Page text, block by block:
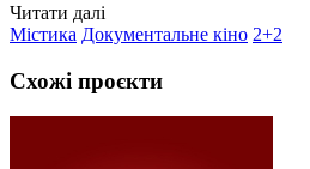
Читати далі
Містика Документальне кіно 2+2
Схожі проєкти